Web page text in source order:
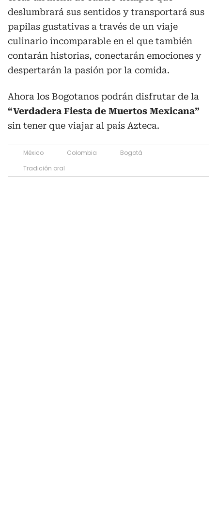
deslumbrará sus sentidos y transportará sus
papilas gustativas a través de un viaje
culinario incomparable en el que también
contarán historias, conectarán emociones y
despertarán la pasión por la comida.
Ahora los Bogotanos podrán disfrutar de la
“Verdadera Fiesta de Muertos Mexicana”
sin tener que viajar al país Azteca.
México Colombia
Bogotá
Tradición oral